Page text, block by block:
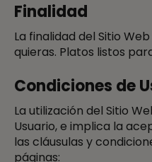
Finalidad
La finalidad del Sitio
quieras. Platos listos
Condiciones de
La utilización del Sitio
Usuario, e implica la
las cláusulas y
páginas: